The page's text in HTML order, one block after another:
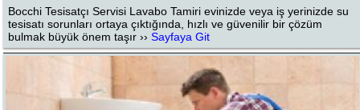
Bocchi Tesisatçı Servisi Lavabo Tamiri evinizde veya iş yerinizde su
tesisatı sorunları ortaya çıktığında, hızlı ve güvenilir bir çözüm
bulmak büyük önem taşır ››Sayfaya Git